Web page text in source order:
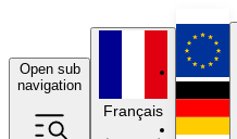
Open sub
navigation
Français